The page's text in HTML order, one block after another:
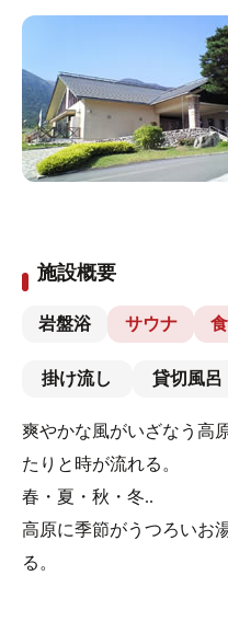
施設概要
岩盤浴 サウナ
掛け流し 貸切風呂
爽やかな風がいざなう高
たりと時が流れる。
春・夏・秋・冬..
高原に季節がうつろいお
る。